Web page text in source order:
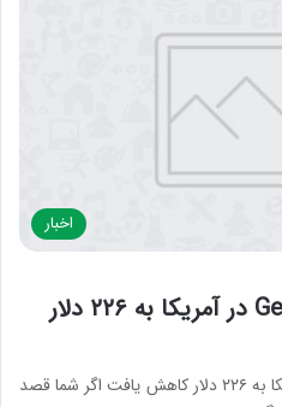
اخبار
قیمت سامسونگ Gear 360 در آمریکا به ۲۲۶ دلار
قیمت سامسونگ Gear 360 در آمریکا به ۲۲۶ دلار کاهش یافت اگر شما قصد